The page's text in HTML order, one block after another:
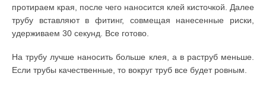
протираем края, после чего наносится клей кисточкой. Далее
трубу вставляют в фитинг, совмещая нанесенные риски,
удерживаем 30 секунд. Все готово.
На трубу лучше наносить больше клея, а в раструб меньше.
Если трубы качественные, то вокруг труб все будет ровным.